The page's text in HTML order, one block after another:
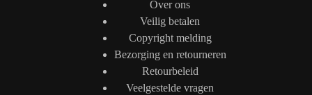
Over ons
Veilig betalen
Copyright melding
Bezorging en retourneren
Retourbeleid
Veelgestelde vragen